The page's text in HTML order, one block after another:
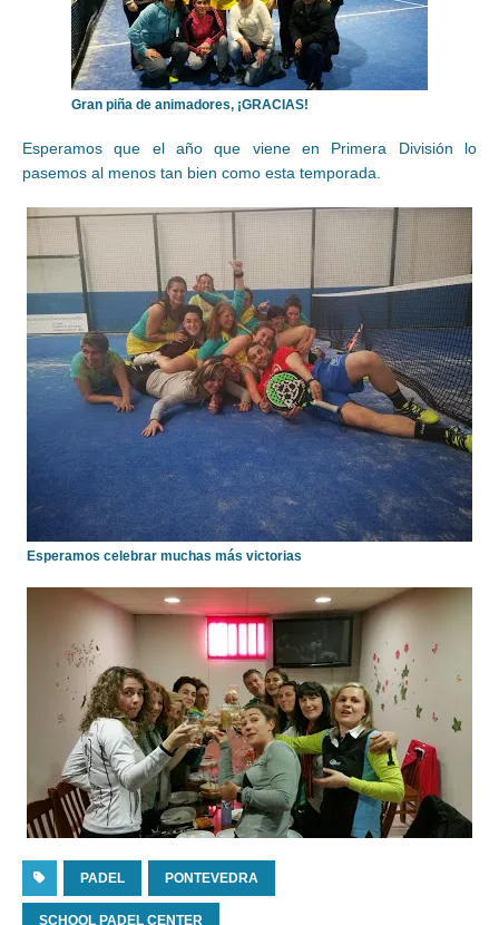
Gran piña de animadores, ¡GRACIAS!
Esperamos que el año que viene en Primera División lo
pasemos al menos tan bien como esta temporada.
Esperamos celebrar muchas más victorias
PADEL PONTEVEDRA
SCHOOL PADEL CENTER